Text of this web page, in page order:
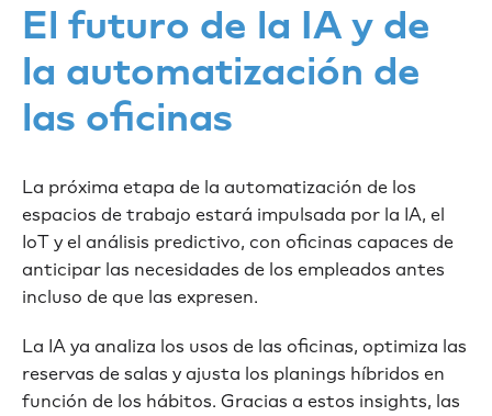
El futuro de la IA y de
la automatización de
las oficinas
La próxima etapa de la automatización de los
espacios de trabajo estará impulsada por la IA, el
IoT y el análisis predictivo, con oficinas capaces de
anticipar las necesidades de los empleados antes
incluso de que las expresen.
La IA ya analiza los usos de las oficinas, optimiza las
reservas de salas y ajusta los planings híbridos en
función de los hábitos. Gracias a estos insights, las